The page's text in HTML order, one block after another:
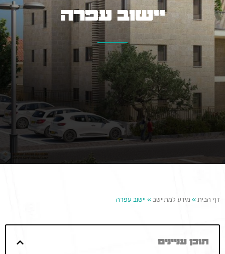
יישוב עפרה
דף הבית»מידע למתיישב»יישוב עפרה
תוכן עניינים